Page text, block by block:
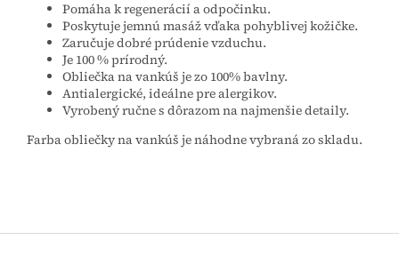
Pomáha k regenerácií a odpočinku.
Poskytuje jemnú masáž vďaka pohyblivej kožičke.
Zaručuje dobré prúdenie vzduchu.
Je 100 % prírodný.
Obliečka na vankúš je zo 100% bavlny.
Antialergické, ideálne pre alergikov.
Vyrobený ručne s dôrazom na najmenšie detaily.
Farba obliečky na vankúš je náhodne vybraná zo skladu.